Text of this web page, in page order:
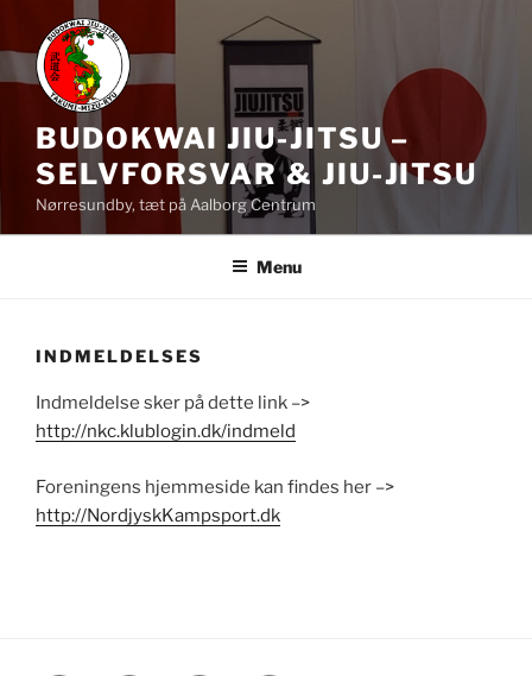
content
BUDOKWAI JIU-JITSU –
SELVFORSVAR & JIU-JITSU
Nørresundby, tæt på Aalborg Centrum
Menu
INDMELDELSES
Indmeldelse sker på dette link –>
http://nkc.klublogin.dk/indmeld
Foreningens hjemmeside kan findes her –>
http://NordjyskKampsport.dk